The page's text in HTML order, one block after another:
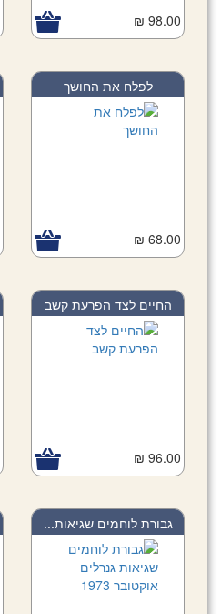
98.00 ₪
לפלח את החושך
68.00 ₪
החיים לצד הפרעת קשב
96.00 ₪
גבורת לוחמים שגיאות...